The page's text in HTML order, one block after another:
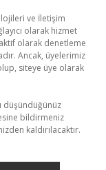
ve İletişim
olarak hizmet
olarak denetleme
Ancak, üyelerimiz
siteye üye olarak
düşündüğünüz
bildirmeniz
kaldırılacaktır.